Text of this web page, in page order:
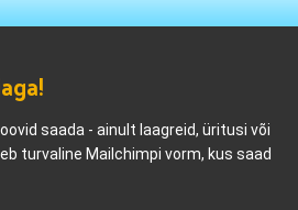
saada - ainult laagreid, üritusi või
turvaline Mailchimpi vorm, kus saad